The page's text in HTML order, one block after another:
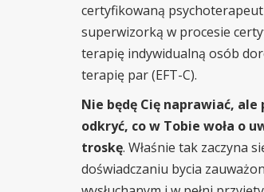
certyfikowaną
superwizorką w procesie
terapię indywidualną osób
terapię par (EFT-C).
Nie będę Cię naprawiać, ale
odkryć, co w Tobie woła o
troskę. Właśnie tak zaczyna
doświadczaniu bycia